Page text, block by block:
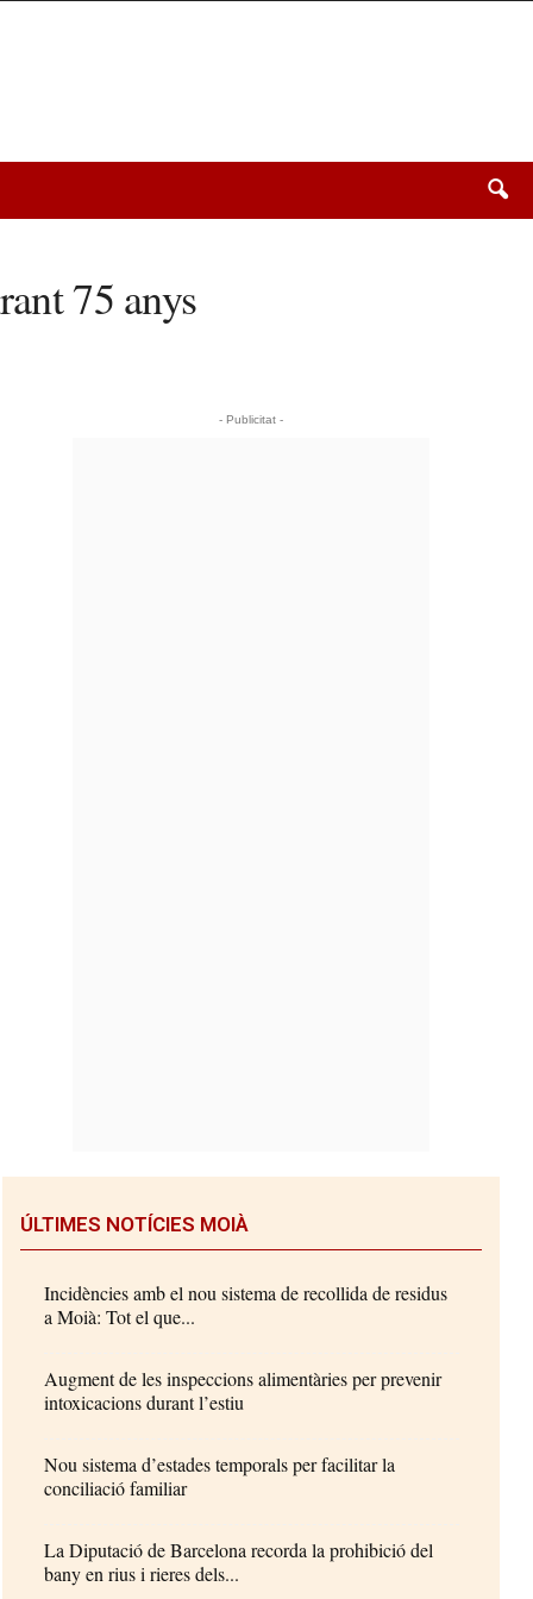
75 anys
- Publicitat -
ÚLTIMES NOTÍCIES MOIÀ
Incidències amb el nou sistema de recollida de residus
a Moià: Tot el que...
Augment de les inspeccions alimentàries per prevenir
intoxicacions durant l’estiu
Nou sistema d’estades temporals per facilitar la
conciliació familiar
La Diputació de Barcelona recorda la prohibició del
bany en rius i rieres dels...